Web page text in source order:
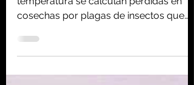
por plagas en un clima
más cálido
Por cada aumento de 1°C de
temperatura se calculan pérdidas en